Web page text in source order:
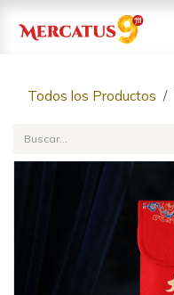
Todos los Productos